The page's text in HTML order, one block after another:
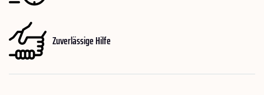
Zuverlässige Hilfe